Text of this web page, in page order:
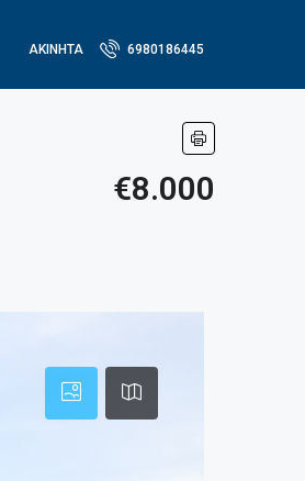
ΑΚΙΝΗΤΑ 6980186445
€8.000